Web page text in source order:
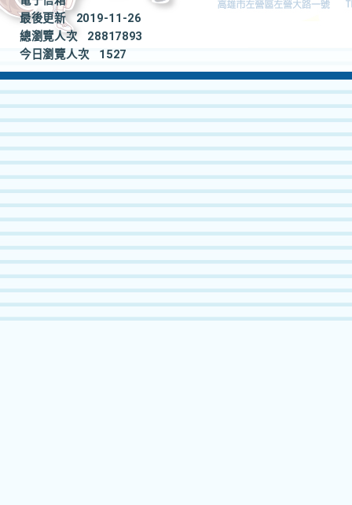
最後更新
2019-11-26
總瀏覽人次
28817893
今日瀏覽人次
1527